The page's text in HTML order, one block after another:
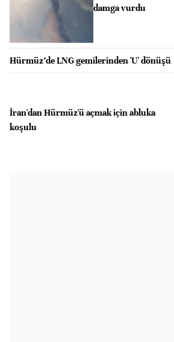
damga vurdu
Hürmüz’de LNG gemilerinden 'U' dönüşü
İran'dan Hürmüz'ü açmak için abluka
koşulu